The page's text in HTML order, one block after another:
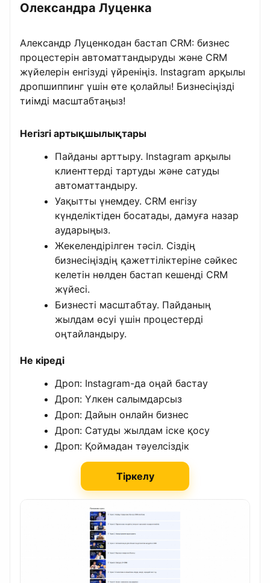
Олександра Луценка
Александр Луценкодан бастап CRM: бизнес
процестерін автоматтандыруды және CRM
жүйелерін енгізуді үйреніңіз. Instagram арқылы
дропшиппинг үшін өте қолайлы! Бизнесіңізді
тиімді масштабтаңыз!
Негізгі артықшылықтары
Пайданы арттыру. Instagram арқылы
клиенттерді тартуды және сатуды
автоматтандыру.
Уақытты үнемдеу. CRM енгізу
күнделіктіден босатады, дамуға назар
аударыңыз.
Жекелендірілген тәсіл. Сіздің
бизнесіңіздің қажеттіліктеріне сәйкес
келетін нөлден бастап кешенді CRM
жүйесі.
Бизнесті масштабтау. Пайданың
жылдам өсуі үшін процестерді
оңтайландыру.
Не кіреді
Дроп: Instagram-да оңай бастау
Дроп: Үлкен салымдарсыз
Дроп: Дайын онлайн бизнес
Дроп: Сатуды жылдам іске қосу
Дроп: Қоймадан тәуелсіздік
Тіркелу